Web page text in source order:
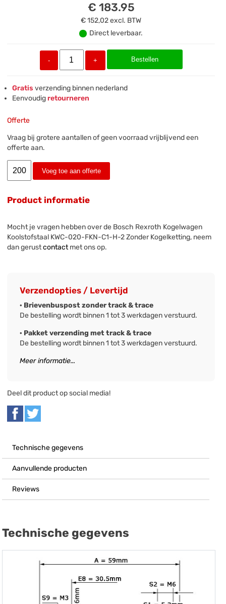
€ 183.95
€ 152,02excl. BTW
Direct leverbaar.
- + Bestellen
Gratis verzending binnen nederland
Eenvoudigretourneren
Offerte
Vraag bij grotere aantallen of geen voorraad vrijblijvend een
offerte aan.
Voeg toe aan offerte
Product informatie
Mocht je vragen hebben over de Bosch Rexroth Kogelwagen
Koolstofstaal KWC-020-FKN-C1-H-2 Zonder Kogelketting, neem
dan gerustcontactmet ons op.
Verzendopties / Levertijd
· Brievenbuspost zonder track & trace
De bestelling wordt binnen 1 tot 3 werkdagen verstuurd.
· Pakket verzending met track & trace
De bestelling wordt binnen 1 tot 3 werkdagen verstuurd.
Meer informatie...
Deel dit product op social media!
Technische gegevens
Aanvullende producten
Reviews
Technische gegevens